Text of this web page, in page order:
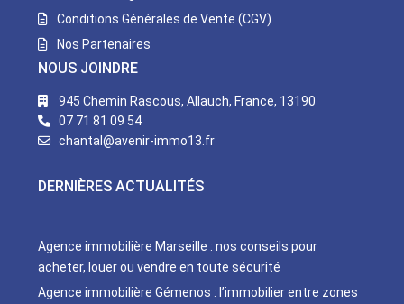
Conditions Générales de Vente (CGV)
Nos Partenaires
NOUS JOINDRE
945 Chemin Rascous, Allauch, France, 13190
07 71 81 09 54
chantal@avenir-immo13.fr
DERNIÈRES ACTUALITÉS
Agence immobilière Marseille : nos conseils pour
acheter, louer ou vendre en toute sécurité
Agence immobilière Gémenos : l’immobilier entre zones